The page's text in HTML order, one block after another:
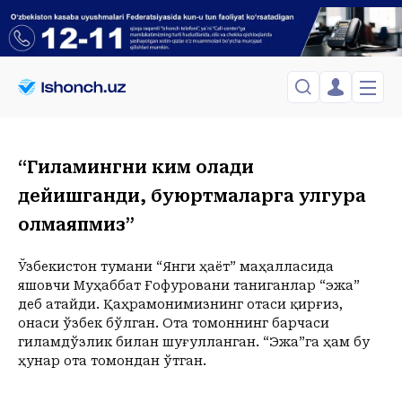
Спорт
Жамият
Иқтисод
ТАҲЛИЛ
ХОРИЖ
Сиёсат
ЎЗГАЧА РАКУРС
МЕҲНАТ ҲУҚУҚИ
ҲОДИСА
Telefon raqamingizni kiritng
Tasdiqlash kodini SMS orqali yuboramiz
Менинг саҳифам
Сақланганлар
Chiqish
Toshkent Shahar
Yakshanba, 09-August
+31 C
Hozir
+31C
10:00
+33 C
11:00
+34C
12:00
+36C
13:00
+37 C
14:00
+36C
15:00
+36C
16:00
+36C+36
“Гиламингни ким олади
дейишганди, буюртмаларга улгура
олмаяпмиз”
Ўзбекистон тумани “Янги ҳаёт” маҳалласида
яшовчи Муҳаббат Ғофуровани таниганлар “эжа”
деб атайди. Қаҳрамонимизнинг отаси қирғиз,
онаси ўзбек бўлган. Ота томоннинг барчаси
гиламдўзлик билан шуғулланган. “Эжа”га ҳам бу
ҳунар ота томондан ўтган.